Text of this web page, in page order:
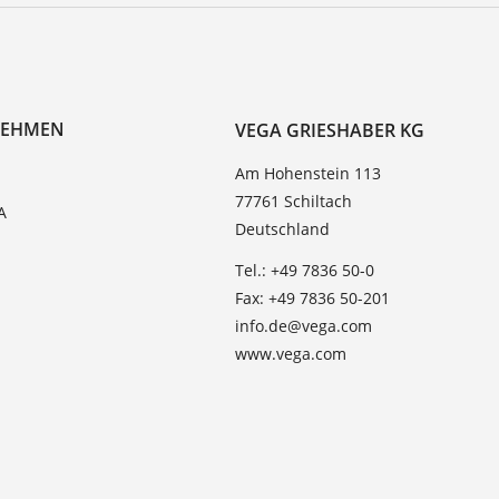
VEGA GRIESHABER KG
Am Hohenstein 113
77761 Schiltach
Deutschland
Tel.: +49 7836 50-0
Fax: +49 7836 50-201
info.de@vega.com
www.vega.com